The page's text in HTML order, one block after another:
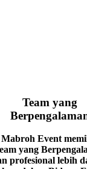
Team yang
Mabroh Event
yang
profesional lebih